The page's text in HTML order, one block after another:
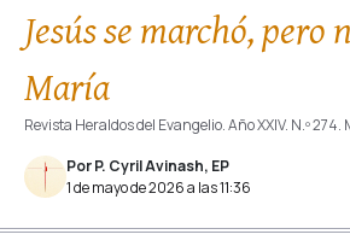
Jesús se marchó, pero
María
Revista Heraldos del Evangelio. Año XXIV. N.º 274.
Por P. Cyril Avinash, EP
1 de mayo de 2026 a las 11:36